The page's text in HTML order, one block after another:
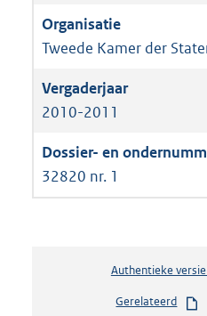
Tweede Kamer der
2010-2011
32820 nr. 1
Authentieke versie
Gerelateerd